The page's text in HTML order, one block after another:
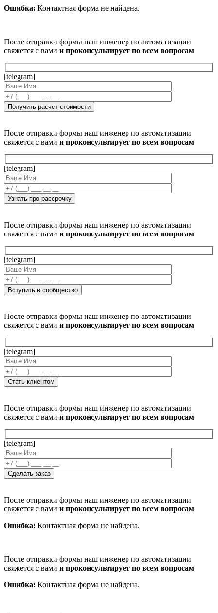
Ошибка: Контактная форма не найдена.
После отправки формы наш инженер по автоматизации
свяжется с вами и проконсультирует по всем вопросам
[telegram]
После отправки формы наш инженер по автоматизации
свяжется с вами и проконсультирует по всем вопросам
[telegram]
После отправки формы наш инженер по автоматизации
свяжется с вами и проконсультирует по всем вопросам
[telegram]
После отправки формы наш инженер по автоматизации
свяжется с вами и проконсультирует по всем вопросам
[telegram]
После отправки формы наш инженер по автоматизации
свяжется с вами и проконсультирует по всем вопросам
[telegram]
После отправки формы наш инженер по автоматизации
свяжется с вами и проконсультирует по всем вопросам
Ошибка: Контактная форма не найдена.
После отправки формы наш инженер по автоматизации
свяжется с вами и проконсультирует по всем вопросам
Ошибка: Контактная форма не найдена.